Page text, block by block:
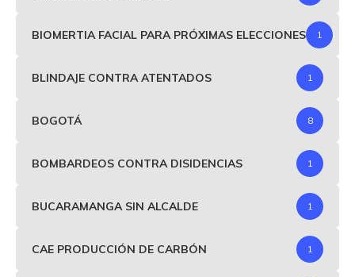
BIOMERTIA FACIAL PARA PRÓXIMAS ELECCIONES 1
BLINDAJE CONTRA ATENTADOS 1
BOGOTÁ 8
BOMBARDEOS CONTRA DISIDENCIAS 1
BUCARAMANGA SIN ALCALDE 1
CAE PRODUCCIÓN DE CARBÓN 1